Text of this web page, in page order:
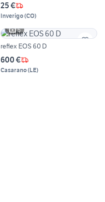
25 €
Inverigo(CO)
6
reflex EOS 60 D
600 €
Casarano(LE)